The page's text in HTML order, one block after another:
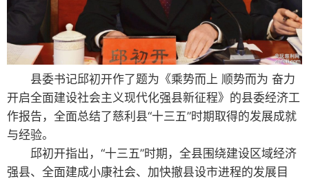
县委书记邱初开作了题为《乘势而上 顺势而为 奋力
开启全面建设社会主义现代化强县新征程》的县委经济工
作报告，全面总结了慈利县“十三五”时期取得的发展成就
与经验。
邱初开指出，“十三五”时期，全县围绕建设区域经济
强县、全面建成小康社会、加快撤县设市进程的发展目